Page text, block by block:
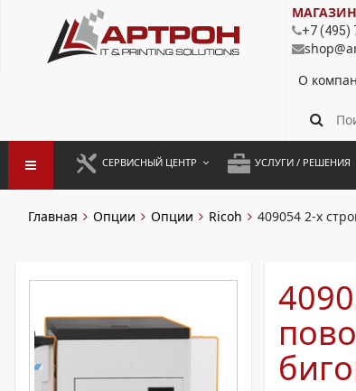
МАГАЗИН
+7 (495)
О
СЕРВИСНЫЙ ЦЕНТР
ПРОФИЛАКТИКА И ТО
РАЗОВЫЕ РЕМОНТЫ
УСЛУГИ / РЕШЕНИЯ
АРЕНДА
Главная Опции Опции Ricoh 409054 2-х